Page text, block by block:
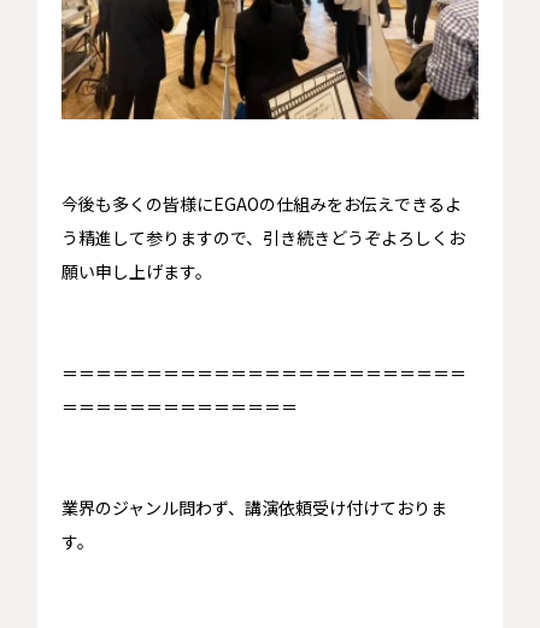
今後も多くの皆様にEGAOの仕組みをお伝えできるよ
う精進して参りますので、引き続きどうぞよろしくお
願い申し上げます。
＝＝＝＝＝＝＝＝＝＝＝＝＝＝＝＝＝＝＝＝＝＝＝＝
＝＝＝＝＝＝＝＝＝＝＝＝＝＝
業界のジャンル問わず、講演依頼受け付けておりま
す。